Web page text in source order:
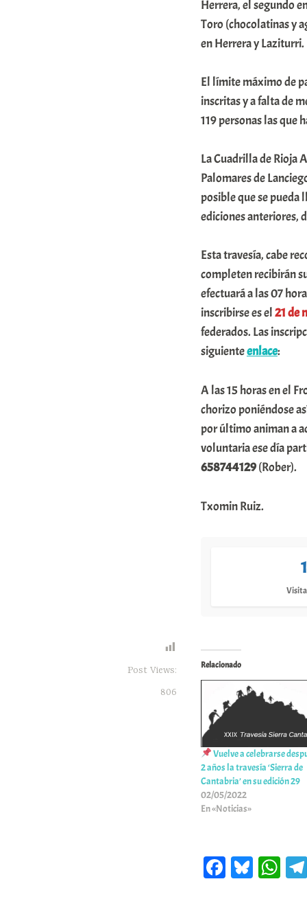
Herrera, el segundo
Toro (chocolatinas y
en Herrera y Laziturri.
El límite máximo de
inscritas y a falta de
119 personas las que
La Cuadrilla de Rioja
Palomares de
posible que se pueda
ediciones anteriores,
Esta travesía, cabe
completen recibirán
efectuará a las 07
inscribirse es el21 de
federados. Las
siguienteenlace:
A las 15 horas en el
chorizo poniéndose
por último animan a
voluntaria ese día
658744129(Rober).
Txomin Ruiz.
Post Views:
806
Relacionado
Vuelve a celebrarse
2 años la travesía ‘Sierra de
Cantabria’ en su edición 29
02/05/2022
En «Noticias»
Fa Bl W